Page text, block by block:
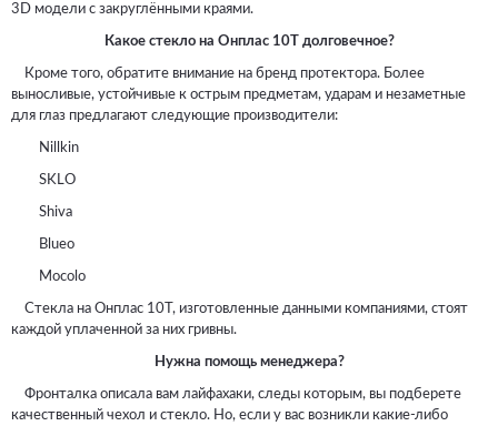
3D модели с закруглёнными краями.
Какое стекло на Онплас 10Т долговечное?
Кроме того, обратите внимание на бренд протектора. Более
выносливые, устойчивые к острым предметам, ударам и незаметные
для глаз предлагают следующие производители:
Nillkin
SKLO
Shiva
Blueo
Mocolo
Стекла на Онплас 10Т, изготовленные данными компаниями, стоят
каждой уплаченной за них гривны.
Нужна помощь менеджера?
Фронталка описала вам лайфахаки, следы которым, вы подберете
качественный чехол и стекло. Но, если у вас возникли какие-либо